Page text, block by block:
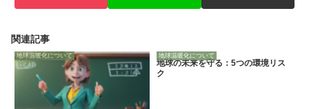
関連記事
地球温暖化について 地球温暖化について
地球の未来を守る：5つの環境リス
ク